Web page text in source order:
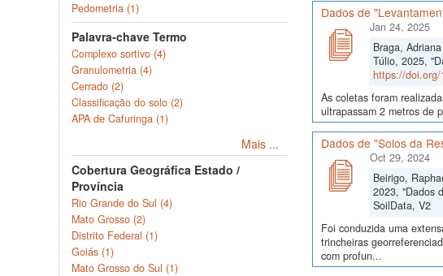
Pedometria (1)
Palavra-chave Termo
Complexo sortivo (4)
Granulometria (4)
Cerrado (2)
Classificação do solo (2)
APA de Cafuringa (1)
Mais ...
Cobertura Geográfica Estado /
Província
Rio Grande do Sul (4)
Mato Grosso (2)
Distrito Federal (1)
Goiás (1)
Mato Grosso do Sul (1)
Dados de
Jan 24, 2025
Braga,
Túlio, 2025,
https://doi.org/
As coletas foram
ultrapassam 2 metros de
Dados de "Solos da
Oct 29, 2024
Beirigo,
2023, "Dados
SoilData, V2
Foi conduzida uma
trincheiras
com profun...